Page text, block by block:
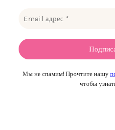
Мы не спамим! Прочтите нашу
чтобы